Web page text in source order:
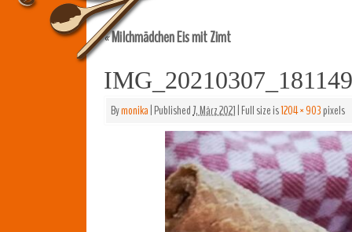
«Milchmädchen Eis mit Zimt
IMG_20210307_181149
Bymonika|Published7. März 2021|Full size is1204 × 903pixels